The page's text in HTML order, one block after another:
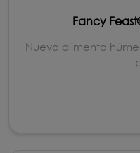
Fancy
Nuevo alimento